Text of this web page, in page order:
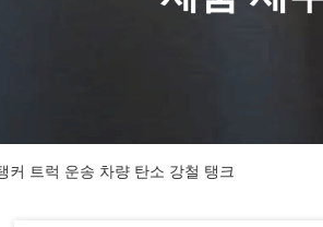
커 트럭 운송 차량 탄소 강철 탱크